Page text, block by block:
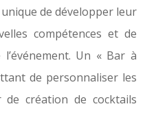
de développer leur
compétences et de
Un « Bar à
de personnaliser les
création de cocktails